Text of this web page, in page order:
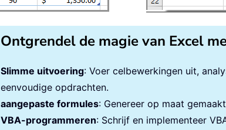
Ontgrendel de magie van Excel
Slimme uitvoering: Voer celbewerkingen uit,
eenvoudige opdrachten.
aangepaste formules: Genereer op maat
VBA-programmeren: Schrijf en implementeer